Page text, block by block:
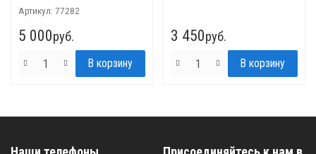
Артикул: 77282
5 000руб. 3 450руб.